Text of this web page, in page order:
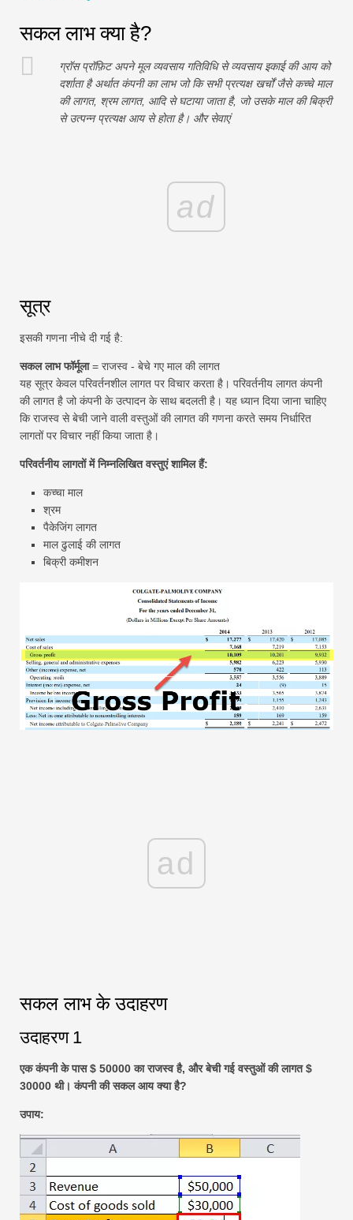
जोखिम प्रबंधन ट्यूटोरियल
सकल लाभ क्या है?
ग्रॉस प्रॉफ़िट अपने मूल व्यवसाय गतिविधि से व्यवसाय इकाई की आय को
दर्शाता है अर्थात कंपनी का लाभ जो कि सभी प्रत्यक्ष खर्चों जैसे कच्चे माल
की लागत, श्रम लागत, आदि से घटाया जाता है, जो उसके माल की बिक्री
से उत्पन्न प्रत्यक्ष आय से होता है। और सेवाएं
ad
सूत्र
इसकी गणना नीचे दी गई है:
सकल लाभ फॉर्मूला= राजस्व - बेचे गए माल की लागत
यह सूत्र केवल परिवर्तनशील लागत पर विचार करता है। परिवर्तनीय लागत कंपनी
की लागत है जो कंपनी के उत्पादन के साथ बदलती है। यह ध्यान दिया जाना चाहिए
कि राजस्व से बेची जाने वाली वस्तुओं की लागत की गणना करते समय निर्धारित
लागतों पर विचार नहीं किया जाता है।
परिवर्तनीय लागतों में निम्नलिखित वस्तुएं शामिल हैं:
कच्चा माल
श्रम
पैकेजिंग लागत
माल ढुलाई की लागत
बिक्री कमीशन
ad
सकल लाभ के उदाहरण
उदाहरण 1
एक कंपनी के पास $ 50000 का राजस्व है, और बेची गई वस्तुओं की लागत $
30000 थी। कंपनी की सकल आय क्या है?
उपाय: